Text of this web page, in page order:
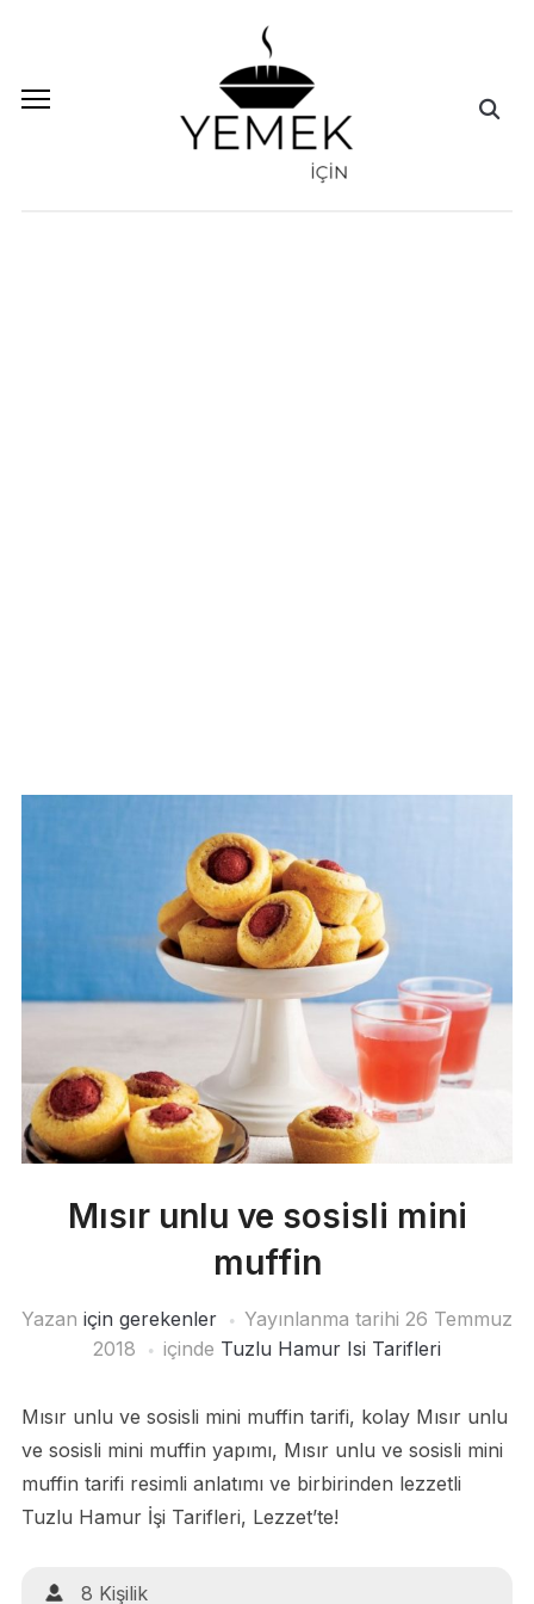
Mısır unlu ve sosisli mini
muffin
Yazan için gerekenler Yayınlanma tarihi 26 Temmuz
2018
içinde Tuzlu Hamur Isi Tarifleri
Mısır unlu ve sosisli mini muffin tarifi, kolay Mısır unlu
ve sosisli mini muffin yapımı, Mısır unlu ve sosisli mini
muffin tarifi resimli anlatımı ve birbirinden lezzetli
Tuzlu Hamur İşi Tarifleri, Lezzet’te!
8 Kişilik